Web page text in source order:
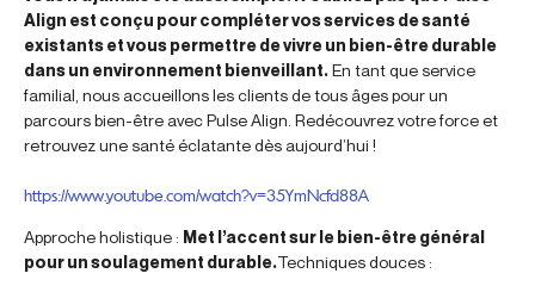
Align est conçu pour compléter vos services de santé
existants et vous permettre de vivre un bien-être durable
dans un environnement bienveillant.En tant que service
familial, nous accueillons les clients de tous âges pour un
parcours bien-être avec Pulse Align. Redécouvrez votre force et
retrouvez une santé éclatante dès aujourd’hui !
https://www.youtube.com/watch?v=35YmNcfd88A
Approche holistique : Met l’accent sur le bien-être général
pour un soulagement durable.Techniques douces :